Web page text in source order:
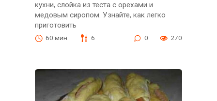
кухни, слойка из теста с орехами и
медовым сиропом. Узнайте, как легко
приготовить
60 мин. 6 0 270